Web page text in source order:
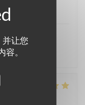
让您
。
un accueil très